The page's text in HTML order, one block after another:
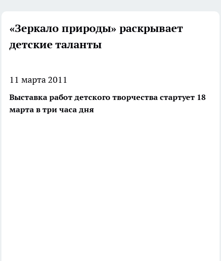
«Зеркало природы» раскрывает
детские таланты
11 марта 2011
Выставка работ детского творчества стартует 18
марта в три часа дня